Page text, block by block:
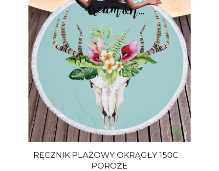
RĘCZNIK PLAŻOWY OKRĄGŁY 150CM
POROŻE